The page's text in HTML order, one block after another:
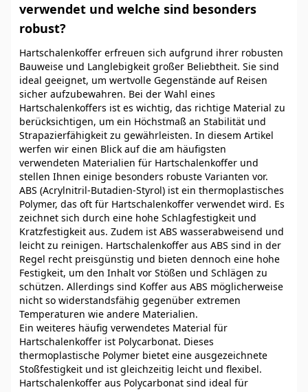
verwendet und welche sind besonders
robust?
Hartschalenkoffer erfreuen sich aufgrund ihrer robusten
Bauweise und Langlebigkeit großer Beliebtheit. Sie sind
ideal geeignet, um wertvolle Gegenstände auf Reisen
sicher aufzubewahren. Bei der Wahl eines
Hartschalenkoffers ist es wichtig, das richtige Material zu
berücksichtigen, um ein Höchstmaß an Stabilität und
Strapazierfähigkeit zu gewährleisten. In diesem Artikel
werfen wir einen Blick auf die am häufigsten
verwendeten Materialien für Hartschalenkoffer und
stellen Ihnen einige besonders robuste Varianten vor.
ABS (Acrylnitril-Butadien-Styrol) ist ein thermoplastisches
Polymer, das oft für Hartschalenkoffer verwendet wird. Es
zeichnet sich durch eine hohe Schlagfestigkeit und
Kratzfestigkeit aus. Zudem ist ABS wasserabweisend und
leicht zu reinigen. Hartschalenkoffer aus ABS sind in der
Regel recht preisgünstig und bieten dennoch eine hohe
Festigkeit, um den Inhalt vor Stößen und Schlägen zu
schützen. Allerdings sind Koffer aus ABS möglicherweise
nicht so widerstandsfähig gegenüber extremen
Temperaturen wie andere Materialien.
Ein weiteres häufig verwendetes Material für
Hartschalenkoffer ist Polycarbonat. Dieses
thermoplastische Polymer bietet eine ausgezeichnete
Stoßfestigkeit und ist gleichzeitig leicht und flexibel.
Hartschalenkoffer aus Polycarbonat sind ideal für